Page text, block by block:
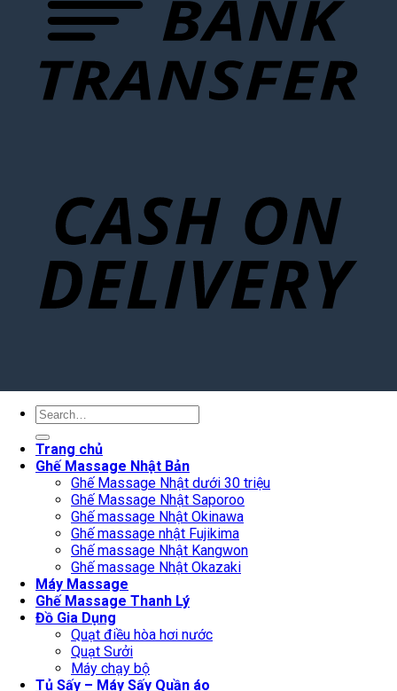
Search
Trang chủ
Ghế Massage Nhật Bản
Ghế Massage Nhật dưới 30 triệu
Ghế Massage Nhật Saporoo
Ghế massage Nhật Okinawa
Ghế massage nhật Fujikima
Ghế massage Nhật Kangwon
Ghế massage Nhật Okazaki
Máy Massage
Ghế Massage Thanh Lý
Đồ Gia Dụng
Quạt điều hòa hơi nước
Quạt Sưởi
Máy chạy bộ
Tủ Sấy – Máy Sấy Quần áo